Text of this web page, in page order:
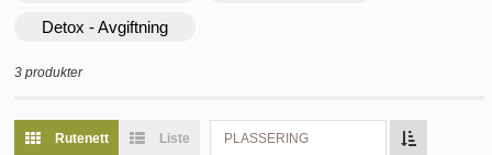
Detox - Avgiftning
3 produkter
Rutenett Liste PLASSERING